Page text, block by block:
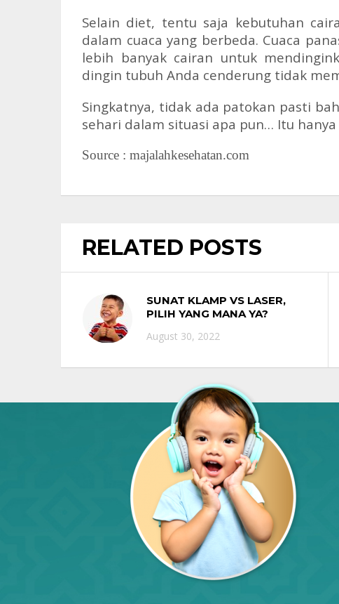
Selain diet, tentu saja kebutuhan
dalam cuaca yang berbeda. Cuaca
lebih banyak cairan untuk
dingin tubuh Anda cenderung tidak
Singkatnya, tidak ada patokan pasti
sehari dalam situasi apa pun… Itu
Source : majalahkesehatan.com
RELATED POSTS
SUNAT KLAMP VS LASER,
PILIH YANG MANA YA?
August 30, 2022